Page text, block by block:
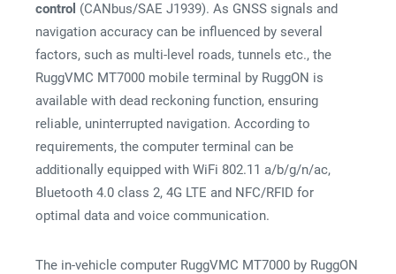
control (CANbus/SAE J1939). As GNSS signals and
navigation accuracy can be influenced by several
factors, such as multi-level roads, tunnels etc., the
RuggVMC MT7000 mobile terminal by RuggON is
available with dead reckoning function, ensuring
reliable, uninterrupted navigation. According to
requirements, the computer terminal can be
additionally equipped with WiFi 802.11 a/b/g/n/ac,
Bluetooth 4.0 class 2, 4G LTE and NFC/RFID for
optimal data and voice communication.
The in-vehicle computer RuggVMC MT7000 by RuggON